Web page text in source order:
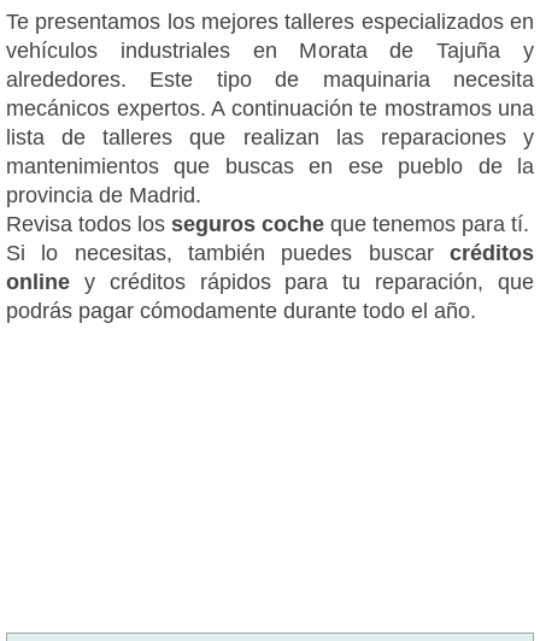
Te presentamos los mejores talleres especializados en
vehículos industriales en Morata de Tajuña y
alrededores. Este tipo de maquinaria necesita
mecánicos expertos. A continuación te mostramos una
lista de talleres que realizan las reparaciones y
mantenimientos que buscas en ese pueblo de la
provincia de Madrid.
Revisa todos los seguros coche que tenemos para tí.
Si lo necesitas, también puedes buscar créditos
online y créditos rápidos para tu reparación, que
podrás pagar cómodamente durante todo el año.